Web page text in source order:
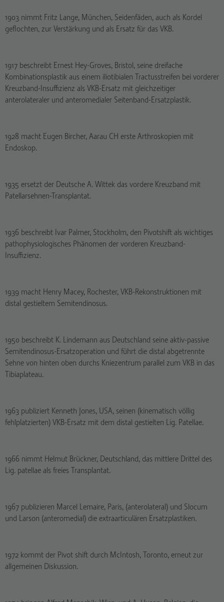
1903 nimmt Fritz Lange, München, Seidenfäden, auch als Kordel
geflochten, zur Verstärkung und als Ersatz für das VKB.
1917 beschreibt Ernest Hey-Groves, Bristol, seine dreifache
Kombinationsplastik aus einem iliotibialen Tractusstreifen bei vorderer
Kreuzband-Insuffizienz als VKB-Ersatz mit gleichzeitiger
anterolateraler und anteromedialer Seitenband-Ersatzplastik.
1928 macht Eugen Bircher, Aarau CH erste Arthroskopien mit
Endoskop.
1935 ersetzt der Deutsche A. Wittek das vordere Kreuzband mit
Patellarsehnen-Transplantat.
1936 beschreibt Ivar Palmer, Stockholm, den Pivotshift als wichtiges
pathophysiologisches Phänomen der vorderen Kreuzband-
Insuffizienz.
1939 macht Henry Macey, Rochester, VKB-Rekonstruktionen mit
distal gestieltem Semitendinosus.
1950 beschreibt K. Lindemann aus Deutschland seine aktiv-passive
Semitendinosus-Ersatzoperation und führt die distal abgetrennte
Sehne von hinten oben durchs Kniezentrum parallel zum VKB in das
Tibiaplateau.
1963 publiziert Kenneth Jones, USA, seinen (kinematisch völlig
fehlplatzierten) VKB-Ersatz mit dem distal gestielten Lig. Patellae.
1966 nimmt Helmut Brückner, Deutschland, das mittlere Drittel des
Lig. patellae als freies Transplantat.
1967 publizieren Marcel Lemaire, Paris, (anterolateral) und Slocum
und Larson (anteromedial) die extraarticulären Ersatzplastiken.
1972 kommt der Pivot shift durch McIntosh, Toronto, erneut zur
allgemeinen Diskussion.